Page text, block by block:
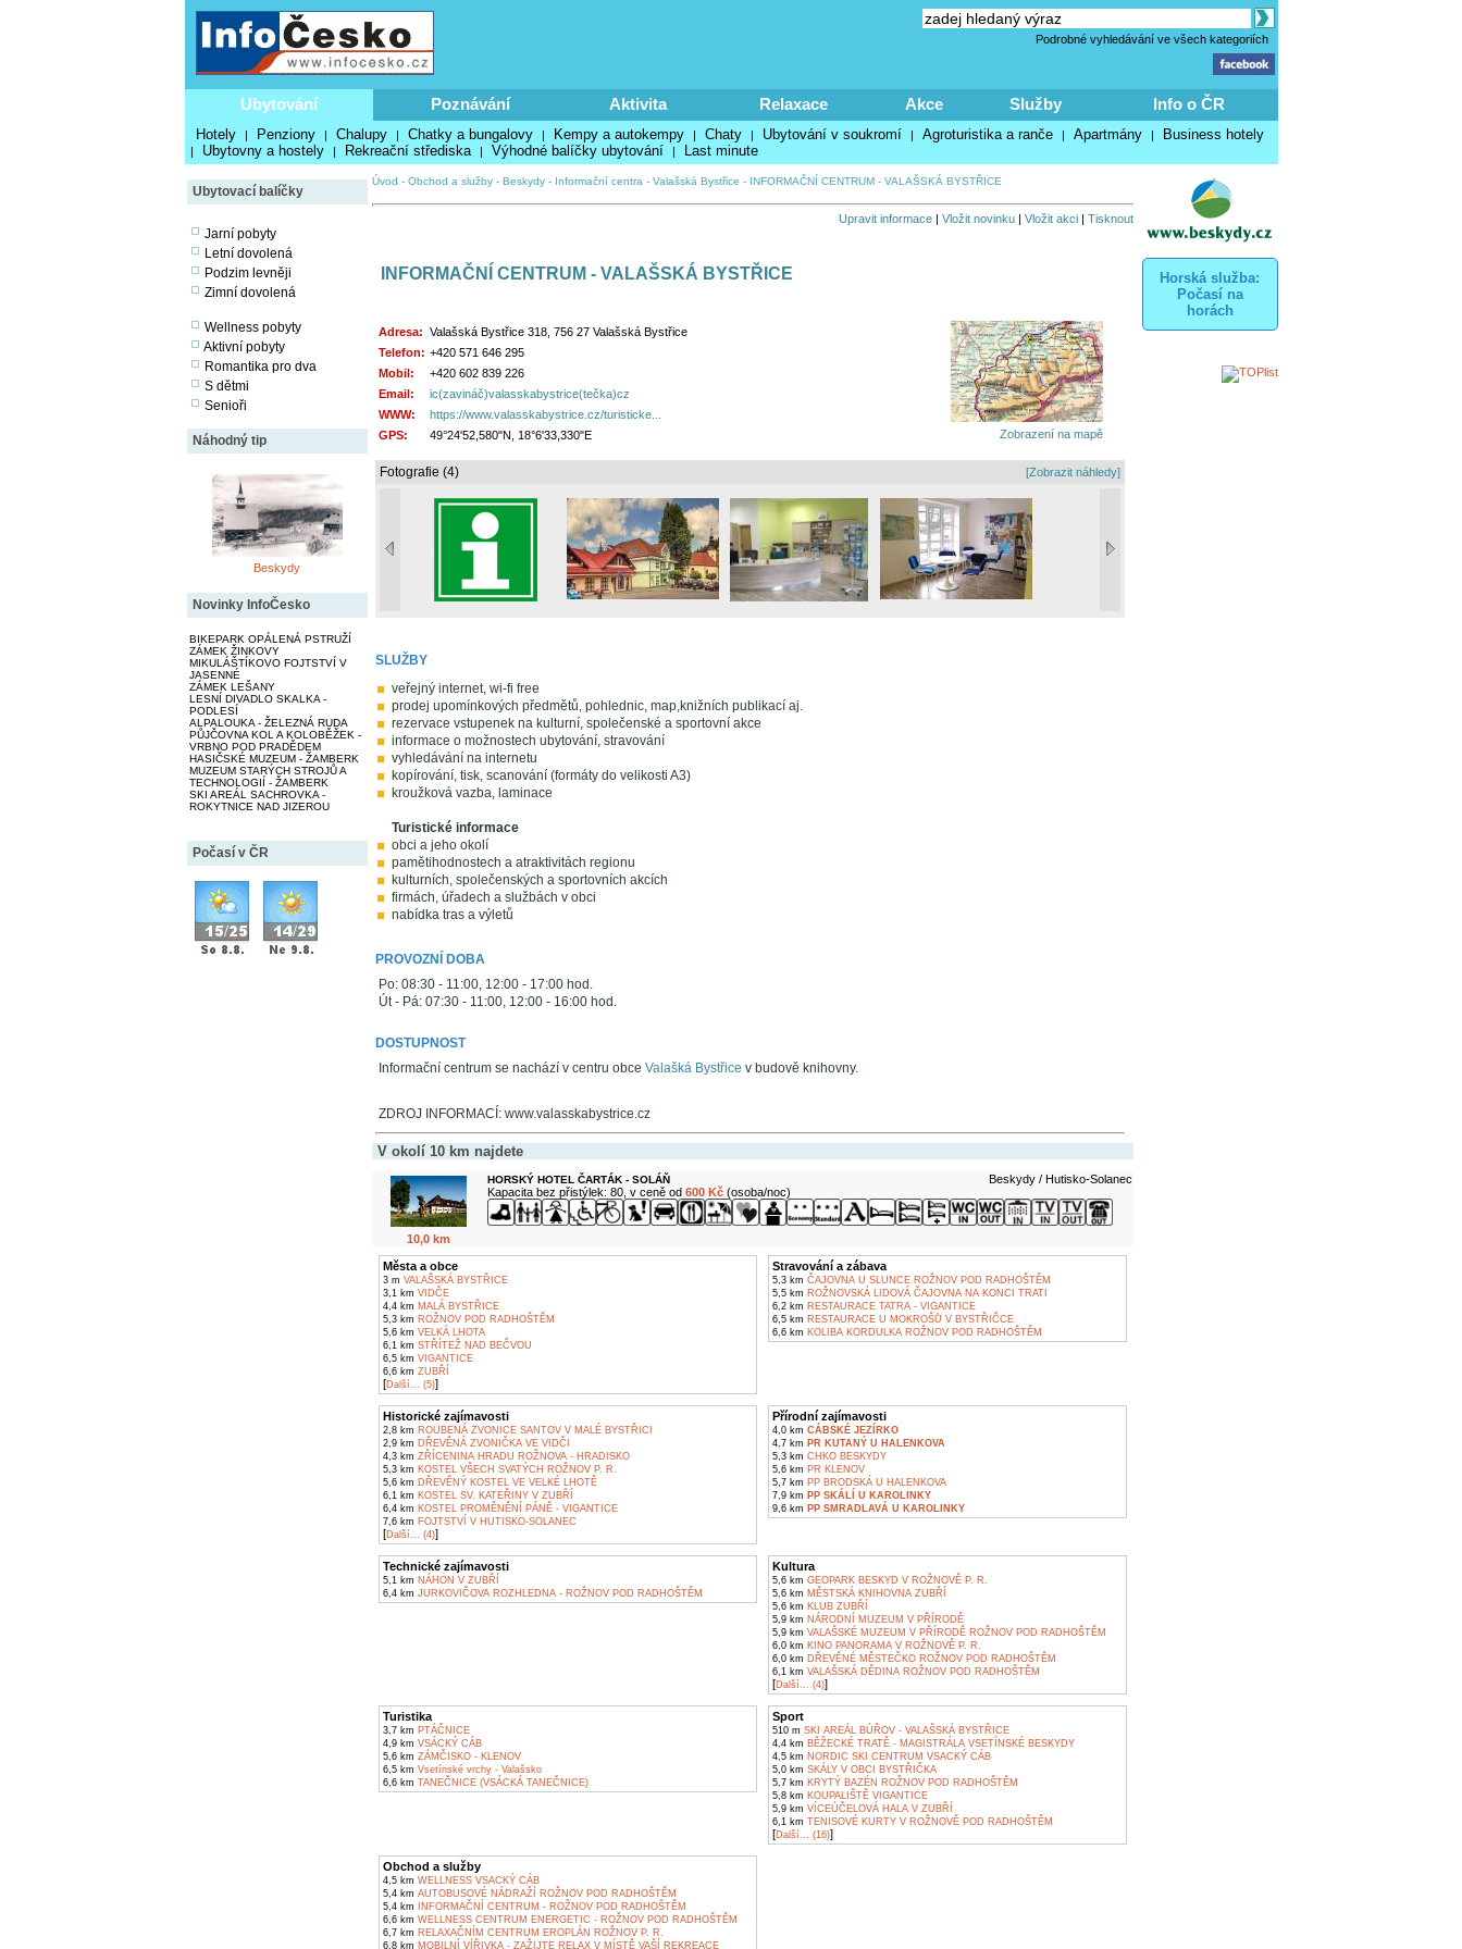
Podrobné vyhledávání ve všech kategoriích
Ubytování Poznávání Aktivita Relaxace Akce Služby Info o ČR
Hotely | Penziony | Chalupy | Chatky a bungalovy | Kempy a autokempy | Chaty | Ubytování v soukromí | Agroturistika a ranče | Apartmány | Business hotely
| Ubytovny a hostely | Rekreační střediska | Výhodné balíčky ubytování | Last minute
Ubytovací balíčky
Jarní pobyty
Letní dovolená
Podzim levněji
Zimní dovolená
Wellness pobyty
Aktivní pobyty
Romantika pro dva
S dětmi
Senioři
Náhodný tip
Beskydy
Novinky InfoČesko
BIKEPARK OPÁLENÁ PSTRUŽÍ
ZÁMEK ŽINKOVY
MIKULÁŠTÍKOVO FOJTSTVÍ V
JASENNÉ
ZÁMEK LEŠANY
LESNÍ DIVADLO SKALKA -
PODLESÍ
ALPALOUKA - ŽELEZNÁ RUDA
PŮJČOVNA KOL A KOLOBĚŽEK -
VRBNO POD PRADĚDEM
HASIČSKÉ MUZEUM - ŽAMBERK
MUZEUM STARÝCH STROJŮ A
TECHNOLOGIÍ - ŽAMBERK
SKI AREÁL SACHROVKA -
ROKYTNICE NAD JIZEROU
Počasí v ČR
Úvod - Obchod a služby- Beskydy- Informační centra - Valašská Bystřice - INFORMAČNÍ CENTRUM - VALAŠSKÁ BYSTŘICE
Upravit informace| Vložit novinku| Vložit akci| Tisknout
INFORMAČNÍ CENTRUM - VALAŠSKÁ BYSTŘICE
Adresa: Valašská Bystřice 318, 756 27 Valašská Bystřice
Telefon: +420 571 646 295
Mobil:
+420 602 839 226
Email:
ic(zavináč)valasskabystrice(tečka)cz
WWW:
https://www.valasskabystrice.cz/turisticke...
GPS:
49°24'52,580"N, 18°6'33,330"E Zobrazení na mapě
Fotografie (4) [Zobrazit náhledy]
SLUŽBY
veřejný internet, wi-fi free
prodej upomínkových předmětů, pohlednic, map,knižních publikací aj.
rezervace vstupenek na kulturní, společenské a sportovní akce
informace o možnostech ubytování, stravování
vyhledávání na internetu
kopírování, tisk, scanování (formáty do velikosti A3)
kroužková vazba, laminace
Turistické informace
obci a jeho okolí
pamětihodnostech a atraktivitách regionu
kulturních, společenských a sportovních akcích
firmách, úřadech a službách v obci
nabídka tras a výletů
PROVOZNÍ DOBA
Po: 08:30 - 11:00, 12:00 - 17:00 hod.
Út - Pá: 07:30 - 11:00, 12:00 - 16:00 hod.
DOSTUPNOST
Informační centrum se nachází v centru obce Valašká Bystřice v budově knihovny.
ZDROJ INFORMACÍ: www.valasskabystrice.cz
V okolí 10 km najdete
10,0 km
HORSKÝ HOTEL ČARTÁK - SOLÁŇ
Beskydy / Hutisko-Solanec
Kapacita bez přistýlek: 80, v ceně od 600 Kč(osoba/noc)
Města a obce
3 m VALAŠSKÁ BYSTŘICE
3,1 km VIDČE
4,4 km MALÁ BYSTŘICE
5,3 km ROŽNOV POD RADHOŠTĚM
5,6 km VELKÁ LHOTA
6,1 km STŘÍTEŽ NAD BEČVOU
6,5 km VIGANTICE
6,6 km ZUBŘÍ
[Další... (5)]
Stravování a zábava
5,3 km ČAJOVNA U SLUNCE ROŽNOV POD RADHOŠTĚM
5,5 km ROŽNOVSKÁ LIDOVÁ ČAJOVNA NA KONCI TRATI
6,2 km RESTAURACE TATRA - VIGANTICE
6,5 km RESTAURACE U MOKROŠŮ V BYSTŘIČCE
6,6 km KOLIBA KORDULKA ROŽNOV POD RADHOŠTĚM
Historické zajímavosti
2,8 km ROUBENÁ ZVONICE SANTOV V MALÉ BYSTŘICI
2,9 km DŘEVĚNÁ ZVONIČKA VE VIDČI
4,3 km ZŘÍCENINA HRADU ROŽNOVA - HRADISKO
5,3 km KOSTEL VŠECH SVATÝCH ROŽNOV P. R.
5,6 km DŘEVĚNÝ KOSTEL VE VELKÉ LHOTĚ
6,1 km KOSTEL SV. KATEŘINY V ZUBŘÍ
6,4 km KOSTEL PROMĚNĚNÍ PÁNĚ - VIGANTICE
7,6 km FOJTSTVÍ V HUTISKO-SOLANEC
[Další... (4)]
Přírodní zajímavosti
4,0 km CÁBSKÉ JEZÍRKO
4,7 km PR KUTANÝ U HALENKOVA
5,3 km CHKO BESKYDY
5,6 km PR KLENOV
5,7 km PP BRODSKÁ U HALENKOVA
7,9 km PP SKÁLÍ U KAROLINKY
9,6 km PP SMRADLAVÁ U KAROLINKY
Technické zajímavosti
5,1 km NÁHON V ZUBŘÍ
6,4 km JURKOVIČOVA ROZHLEDNA - ROŽNOV POD RADHOŠTĚM
Kultura
5,6 km GEOPARK BESKYD V ROŽNOVĚ P. R.
5,6 km MĚSTSKÁ KNIHOVNA ZUBŘÍ
5,6 km KLUB ZUBŘÍ
5,9 km NÁRODNÍ MUZEUM V PŘÍRODĚ
5,9 km VALAŠSKÉ MUZEUM V PŘÍRODĚ ROŽNOV POD RADHOŠTĚM
6,0 km KINO PANORAMA V ROŽNOVĚ P. R.
6,0 km DŘEVĚNÉ MĚSTEČKO ROŽNOV POD RADHOŠTĚM
6,1 km VALAŠSKÁ DĚDINA ROŽNOV POD RADHOŠTĚM
[Další... (4)]
Turistika
3,7 km PTÁČNICE
4,9 km VSÁCKÝ CÁB
5,6 km ZÁMČISKO - KLENOV
6,5 km Vsetínské vrchy - Valašsko
6,6 km TANEČNICE (VSÁCKÁ TANEČNICE)
Sport
510 m SKI AREÁL BÚŘOV - VALAŠSKÁ BYSTŘICE
4,4 km BĚŽECKÉ TRATĚ - MAGISTRÁLA VSETÍNSKÉ BESKYDY
4,5 km NORDIC SKI CENTRUM VSACKÝ CÁB
5,0 km SKÁLY V OBCI BYSTŘIČKA
5,7 km KRYTÝ BAZÉN ROŽNOV POD RADHOŠTĚM
5,8 km KOUPALIŠTĚ VIGANTICE
5,9 km VÍCEÚČELOVÁ HALA V ZUBŘÍ
6,1 km TENISOVÉ KURTY V ROŽNOVĚ POD RADHOŠTĚM
[Další... (16)]
Obchod a služby
4,5 km WELLNESS VSACKÝ CÁB
5,4 km AUTOBUSOVÉ NÁDRAŽÍ ROŽNOV POD RADHOŠTĚM
5,4 km INFORMAČNÍ CENTRUM - ROŽNOV POD RADHOŠTĚM
6,6 km WELLNESS CENTRUM ENERGETIC - ROŽNOV POD RADHOŠTĚM
6,7 km RELAXAČNÍM CENTRUM EROPLÁN ROŽNOV P. R.
6,8 km MOBILNÍ VÍŘIVKA - ZAŽIJTE RELAX V MÍSTĚ VAŠÍ REKREACE
Horská služba:
Počasí na
horách